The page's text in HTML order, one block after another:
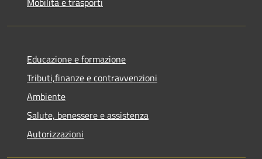
Educazione e formazione
Tributi,finanze e contravvenzioni
Ambiente
Salute, benessere e assistenza
Autorizzazioni